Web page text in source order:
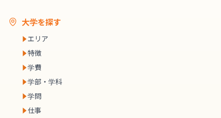
大学を探す
エリア
特徴
学費
学部・学科
学問
仕事